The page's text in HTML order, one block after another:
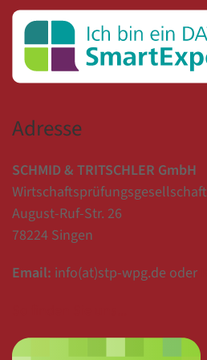
Adresse
SCHMID & TRITSCHLER GmbH
Wirtschaftsprüfungsgesellschaft
August-Ruf-Str. 26
78224 Singen
Email: info(at)stp-wpg.de oder